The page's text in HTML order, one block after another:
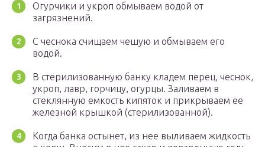
Огурчики и укроп обмываем водой от
загрязнений.
С чеснока счищаем чешую и обмываем его
водой.
В стерилизованную банку кладем перец, чеснок,
укроп, лавр, горчицу, огурцы. Заливаем в
стеклянную емкость кипяток и прикрываем ее
железной крышкой (стерилизованной).
Когда банка остынет, из нее выливаем жидкость